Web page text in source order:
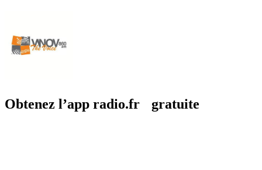
Obtenez l’app radio.fr gratuite